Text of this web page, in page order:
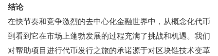
结论
在快节奏和竞争激烈的去中心化金融世界中，从概念化代币
到看到它在市场上蓬勃发展的过程充满了挑战和机遇。我们
对帮助项目进行代币发行之旅的承诺源于对区块链技术变革